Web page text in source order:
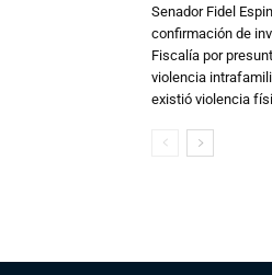
Senador Fidel
confirmación de
Fiscalía por
violencia
existió violencia